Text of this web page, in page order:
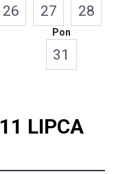
26 27 28
Pon
31
11 LIPCA